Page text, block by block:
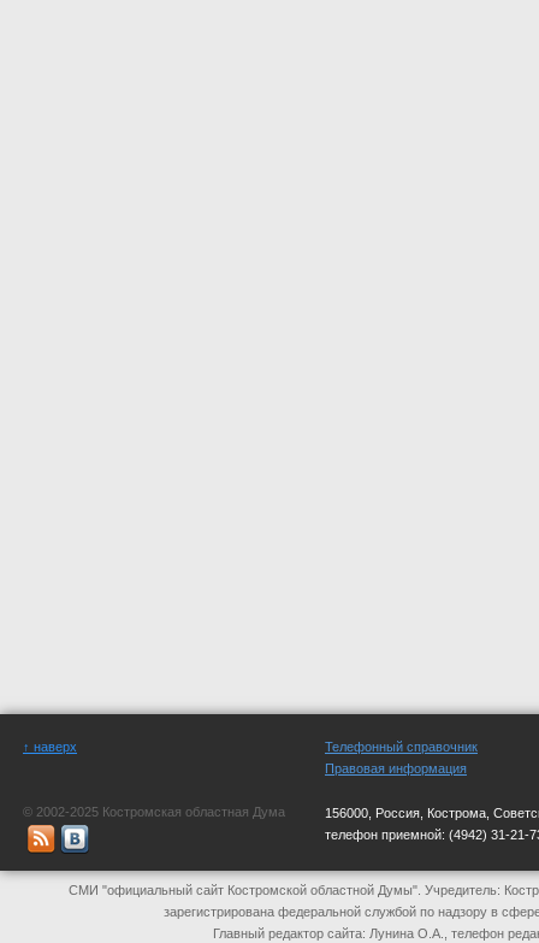
↑ наверх
© 2002-2025 Костромская областная Дума
Телефонный справочник
Правовая информация
156000, Россия, Кострома,
телефон приемной: (4942) 31-21-
СМИ "официальный сайт Костромской областной Думы". Учредитель:
зарегистрирована федеральной службой по надзору в
Главный редактор сайта: Лунина О.А., телефон